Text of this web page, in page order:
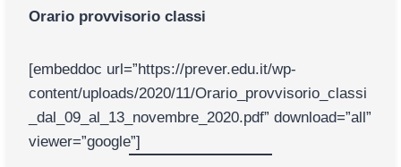
Orario provvisorio classi
[embeddoc url=”https://prever.edu.it/wp-
content/uploads/2020/11/Orario_provvisorio_classi
_dal_09_al_13_novembre_2020.pdf” download=”all”
viewer=”google”]